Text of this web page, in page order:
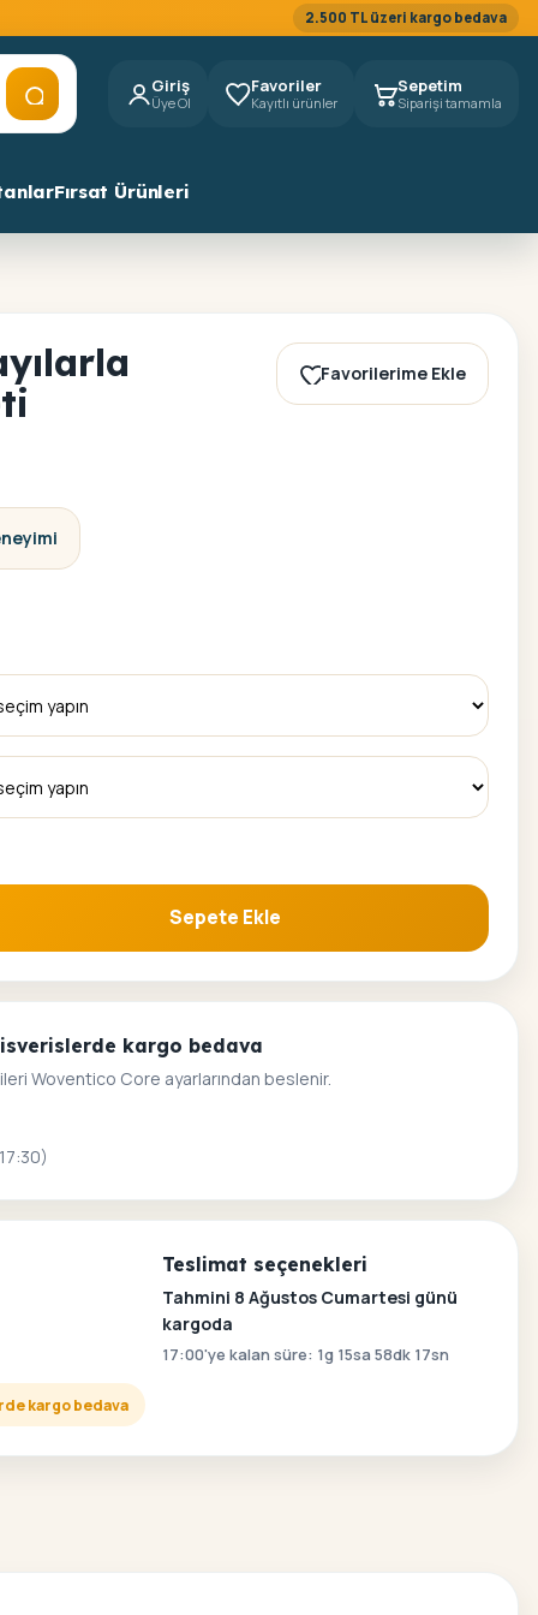
2.500 TL üzeri kargo bedava
Giriş
Üye Ol
Favoriler
Kayıtlı ürünler
Sepetim
Siparişi tamamla
Fırsat Ürünleri
Favorilerime Ekle
adet Sepete Ekle
kargo bedava
Woventico Core ayarlarından beslenir.
Teslimat seçenekleri
Tahmini 8 Ağustos Cumartesi günü
kargoda
17:00'ye kalan süre: 1g 15sa 58dk 16sn
kargo bedava